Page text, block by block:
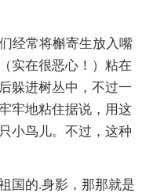
经常将槲寄生放入嘴
实在很恶心！）粘在
躲进树丛中，不过一
牢地粘住据说，用这
小鸟儿。不过，这种
国的.身影，那那就是